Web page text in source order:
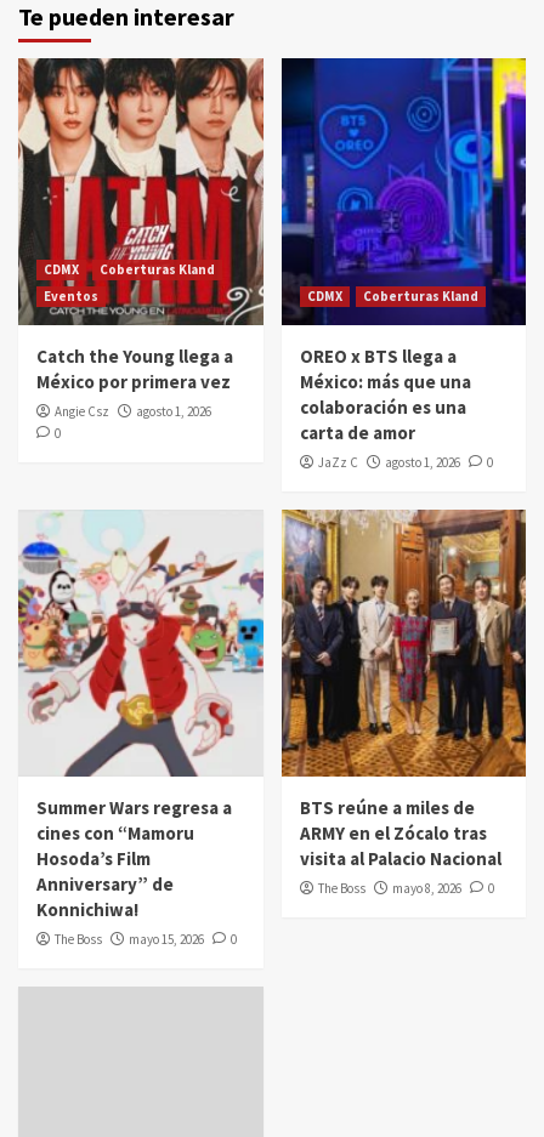
Te pueden interesar
CDMX
Coberturas Kland
Eventos
Catch the Young llega a
México por primera vez
Angie Csz
agosto 1, 2026
0
CDMX Coberturas Kland
OREO x BTS llega a
México: más que una
colaboración es una
carta de amor
JaZz C agosto 1, 2026 0
Summer Wars regresa a
cines con “Mamoru
Hosoda’s Film
Anniversary” de
Konnichiwa!
The Boss mayo 15, 2026 0
BTS reúne a miles de
ARMY en el Zócalo tras
visita al Palacio Nacional
The Boss mayo 8, 2026 0